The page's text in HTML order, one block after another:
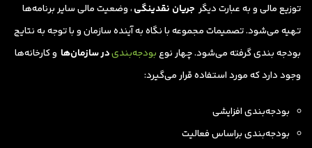
توزیع مالی و به عبارت دیگر جریان نقدینگی، وضعیت مالی سایر برنامه‌ها
تهیه می‌شود. تصمیمات مجموعه با نگاه به آینده سازمان و با توجه به نتایج
بودجه بندی گرفته می‌شود. چهار نوعبودجه‌بندیدر سازمان‌ها و کارخانه‌ها
وجود دارد که مورد استفاده قرار می‌گیرد:
بودجه‌بندی افزایشی
بودجه‌بندی براساس فعالیت